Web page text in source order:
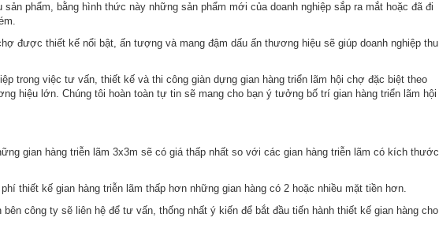
phẩm, bằng hình thức này những sản phẩm mới của doanh nghiệp sắp ra mắt hoặc đã đi
được thiết kế nổi bật, ấn tượng và mang đậm dấu ấn thương hiệu sẽ giúp doanh nghiệp thu
trong việc tư vấn, thiết kế và thi công giàn dựng gian hàng triển lãm hội chợ đặc biệt theo
hiệu lớn. Chúng tôi hoàn toàn tự tin sẽ mang cho bạn ý tưởng bố trí gian hàng triển lãm hội
gian hàng triễn lãm 3x3m sẽ có giá thấp nhất so với các gian hàng triễn lãm có kích thước
thiết kế gian hàng triễn lãm thấp hơn những gian hàng có 2 hoặc nhiều mặt tiền hơn.
công ty sẽ liên hệ để tư vấn, thống nhất ý kiến để bắt đầu tiến hành thiết kế gian hàng cho